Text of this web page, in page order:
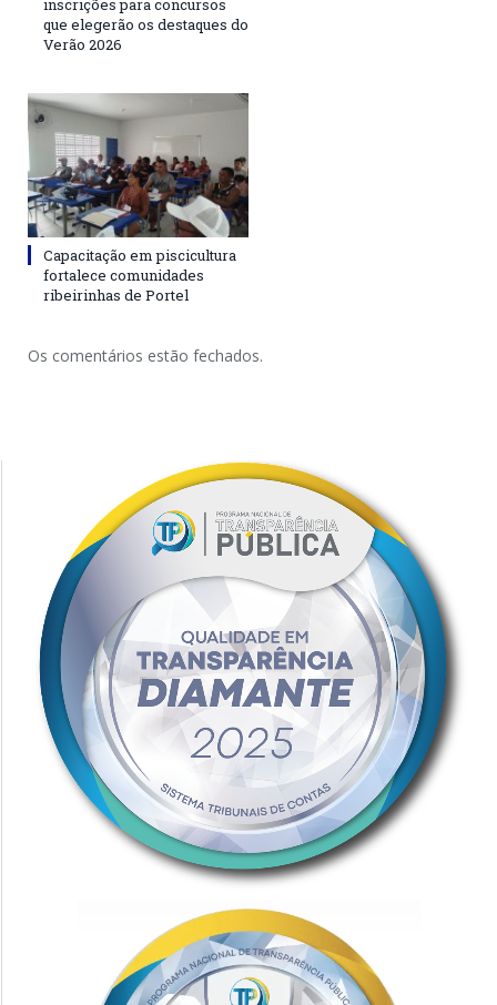
que elegerão os destaques do
Verão 2026
Capacitação em piscicultura
fortalece comunidades
ribeirinhas de Portel
Os comentários estão fechados.